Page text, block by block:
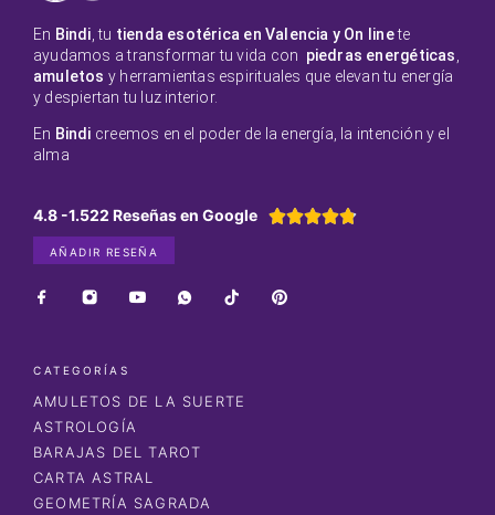
En Bindi , tu tienda esotérica en Valencia y On linete
ayudamos a transformar tu vida con piedras energéticas
amuletos y herramientas espirituales que elevan tu energía
y despiertan tu luz interior.
En Bindi creemos en el poder de la energía, la intención y el
alma
4.8 -1.522 Reseñas en Google 
AÑADIR RESEÑA
CATEGORÍAS
AMULETOS DE LA SUERTE
ASTROLOGÍA
BARAJAS DEL TAROT
CARTA ASTRAL
GEOMETRÍA SAGRADA